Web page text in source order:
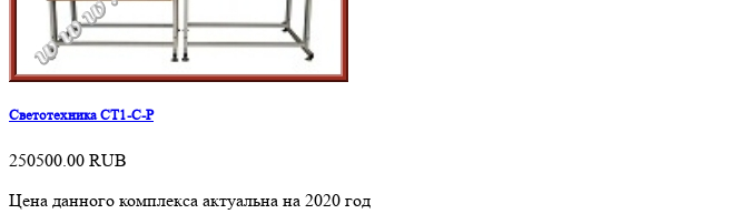
Светотехника СТ1-С-Р
250500.00 RUB
Цена данного комплекса актуальна на 2020 год